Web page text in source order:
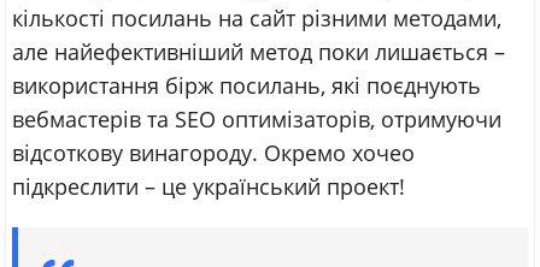
кількості посилань на сайт різними методами,
але найефективніший метод поки лишається –
використання бірж посилань, які поєднують
вебмастерів та SEO оптимізаторів, отримуючи
відсоткову винагороду. Окремо хочео
підкреслити – це український проект!